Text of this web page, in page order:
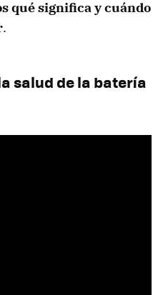
qué significa y cuándo
.
salud de la batería